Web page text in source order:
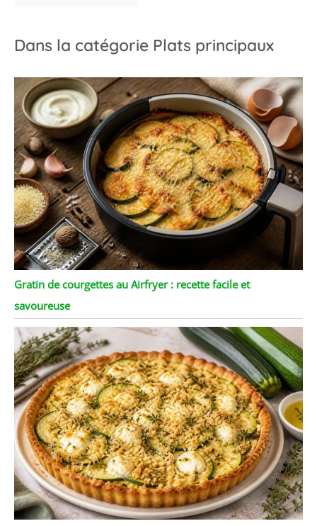
Dans la catégorie Plats principaux
Gratin de courgettes au Airfryer : recette facile et
savoureuse